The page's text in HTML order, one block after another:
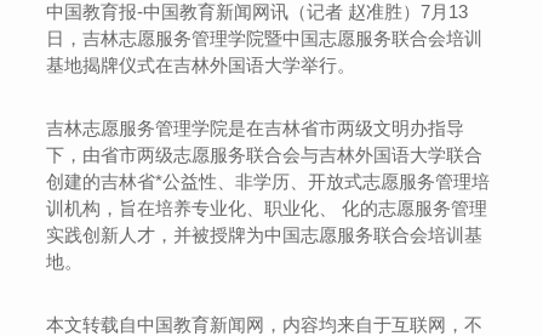
中国教育报-中国教育新闻网讯（记者 赵准胜）7月13
日，吉林志愿服务管理学院暨中国志愿服务联合会培训
基地揭牌仪式在吉林外国语大学举行。
吉林志愿服务管理学院是在吉林省市两级文明办指导
下，由省市两级志愿服务联合会与吉林外国语大学联合
创建的吉林省*公益性、非学历、开放式志愿服务管理培
训机构，旨在培养专业化、职业化、 化的志愿服务管理
实践创新人才，并被授牌为中国志愿服务联合会培训基
地。
本文转载自中国教育新闻网，内容均来自于互联网，不